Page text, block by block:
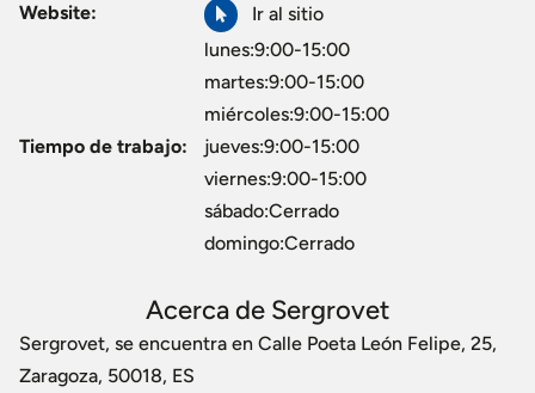
Website:
Ir al sitio
Tiempo de trabajo:
lunes:9:00-15:00
martes:9:00-15:00
miércoles:9:00-15:00
jueves:9:00-15:00
viernes:9:00-15:00
sábado:Cerrado
domingo:Cerrado
Acerca de Sergrovet
Sergrovet, se encuentra en Calle Poeta León Felipe, 25,
Zaragoza, 50018, ES